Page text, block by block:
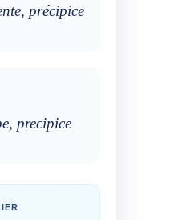
précipice
precipice